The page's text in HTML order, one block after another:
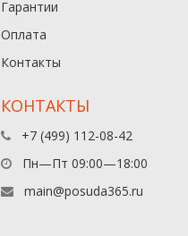
Гарантии
Оплата
Контакты
КОНТАКТЫ
+7 (499) 112-08-42
Пн—Пт 09:00—18:00
main@posuda365.ru